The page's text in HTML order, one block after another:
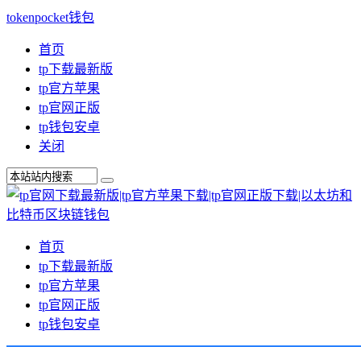
tokenpocket钱包
首页
tp下载最新版
tp官方苹果
tp官网正版
tp钱包安卓
关闭
首页
tp下载最新版
tp官方苹果
tp官网正版
tp钱包安卓